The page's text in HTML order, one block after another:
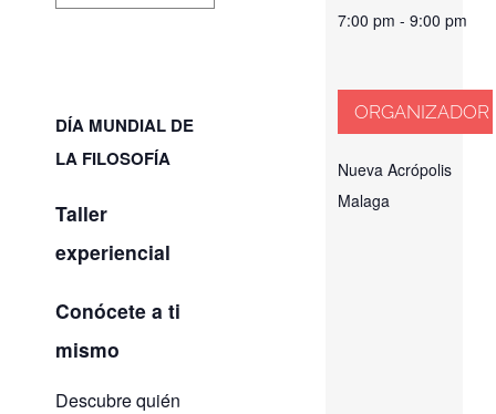
DÍA MUNDIAL DE
LA FILOSOFÍA
Taller
experiencial
Conócete a ti
mismo
Descubre quién
7:00 pm - 9:00 pm
ORGANIZADOR
Nueva Acrópolis
Malaga